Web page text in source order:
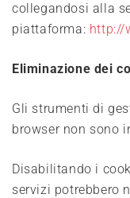
collegandosi alla
piattaforma: http://
Eliminazione dei
Gli strumenti di
browser non sono
Disabilitando i
servizi potrebbero